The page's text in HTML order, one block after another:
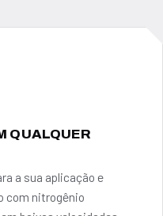
QUALQUER
a sua aplicação e
com nitrogênio